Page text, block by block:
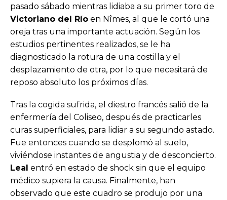
pasado sábado mientras lidiaba a su primer toro de
Victoriano del Río en Nîmes, al que le cortó una
oreja tras una importante actuación. Según los
estudios pertinentes realizados, se le ha
diagnosticado la rotura de una costilla y el
desplazamiento de otra, por lo que necesitará de
reposo absoluto los próximos días.
Tras la cogida sufrida, el diestro francés salió de la
enfermería del Coliseo, después de practicarles
curas superficiales, para lidiar a su segundo astado.
Fue entonces cuando se desplomó al suelo,
viviéndose instantes de angustia y de desconcierto.
Leal entró en estado de shock sin que el equipo
médico supiera la causa. Finalmente, han
observado que este cuadro se produjo por una